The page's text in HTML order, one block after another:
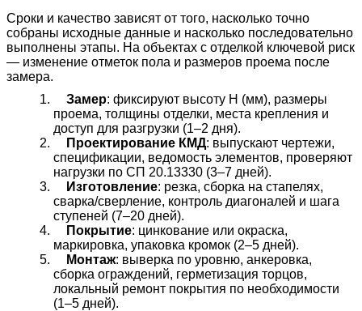
Сроки и качество зависят от того, насколько точно
собраны исходные данные и насколько последовательно
выполнены этапы. На объектах с отделкой ключевой риск
— изменение отметок пола и размеров проема после
замера.
Замер: фиксируют высоту H (мм), размеры
проема, толщины отделки, места крепления и
доступ для разгрузки (1–2 дня).
Проектирование КМД: выпускают чертежи,
спецификации, ведомость элементов, проверяют
нагрузки по СП 20.13330 (3–7 дней).
Изготовление: резка, сборка на стапелях,
сварка/сверление, контроль диагоналей и шага
ступеней (7–20 дней).
Покрытие: цинкование или окраска,
маркировка, упаковка кромок (2–5 дней).
Монтаж: выверка по уровню, анкеровка,
сборка ограждений, герметизация торцов,
локальный ремонт покрытия по необходимости
(1–5 дней).